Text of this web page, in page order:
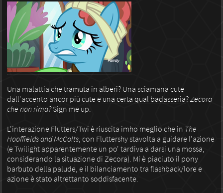
Una malattia chetramuta in alberi? Una sciamanacute
dall'accento ancor più cute e una certa qual badasseria?Zecora
che non rima?Sign me up.
L'interazione Flutters/Twi è riuscita imho meglio che in The
Hooffields and McColts, con Fluttershy stavolta a guidare l'azione
(e Twilight apparentemente un po' tardiva a darsi una mossa,
considerando la situazione di Zecora). Mi è piaciuto il pony
barbuto della palude, e il bilanciamento tra flashback/lore e
azione è stato altrettanto soddisfacente.